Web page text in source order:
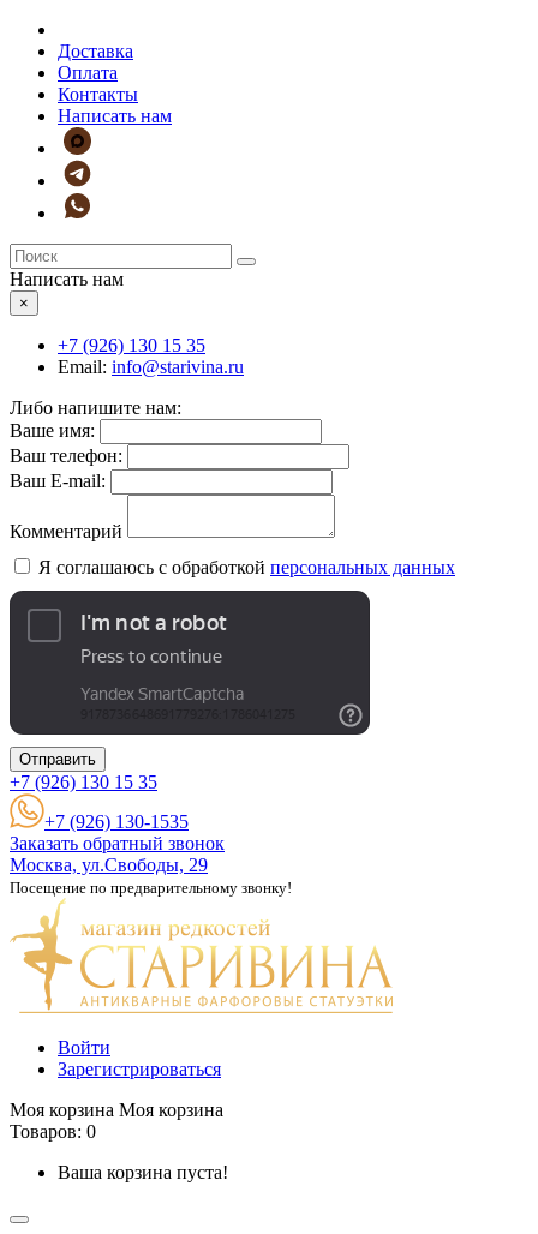
Доставка
Оплата
Контакты
Написать нам
Написать нам
×
+7 (926) 130 15 35
Email: info@starivina.ru
Либо напишите нам:
Ваше имя:
Ваш телефон:
Ваш E-mail:
Комментарий
Я соглашаюсь с обработкой персональных данных
Отправить
+7 (926) 130 15 35
+7 (926) 130-1535
Заказать обратный звонок
Москва, ул.Свободы, 29
Посещение по предварительному звонку!
Войти
Зарегистрироваться
Моя корзина Моя корзина
Товаров: 0
Ваша корзина пуста!